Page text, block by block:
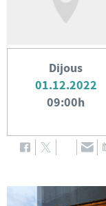
Dijous
01.12.2022
09:00h